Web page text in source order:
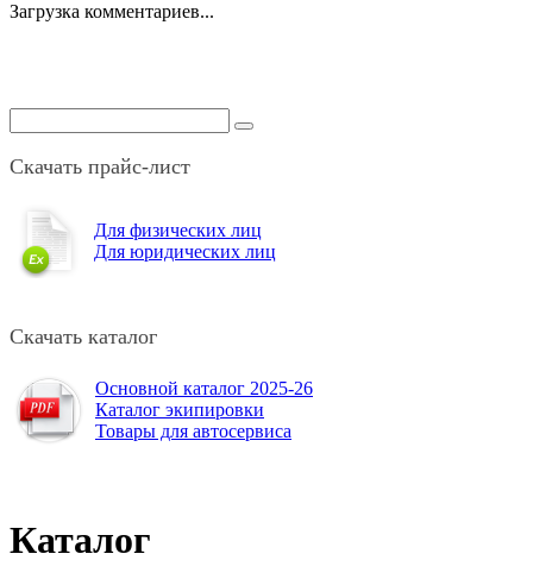
Загрузка комментариев...
Скачать прайс-лист
Для физических лиц
Для юридических лиц
Скачать каталог
Основной каталог 2025-26
Каталог экипировки
Товары для автосервиса
Каталог